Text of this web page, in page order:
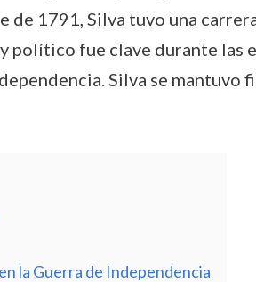
de 1791, Silva tuvo una
fue clave durante las
Silva se
la Guerra de Independencia